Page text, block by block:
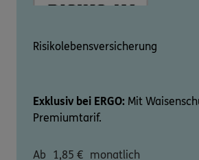
Risikolebensversicherung
Exklusiv bei ERGO: Mit
Premiumtarif.
Ab 1,85 € monatlich